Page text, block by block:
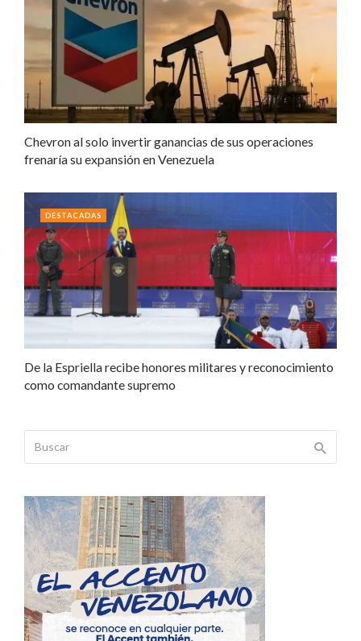
Chevron al solo invertir ganancias de sus operaciones
frenaría su expansión en Venezuela
De la Espriella recibe honores militares y reconocimiento
como comandante supremo
DESTACADAS